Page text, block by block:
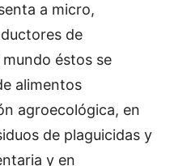
a micro,
de
éstos se
alimentos
agroecológica, en
de plaguicidas y
y en